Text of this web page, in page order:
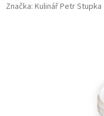
Značka: Kulinář Petr Stupka